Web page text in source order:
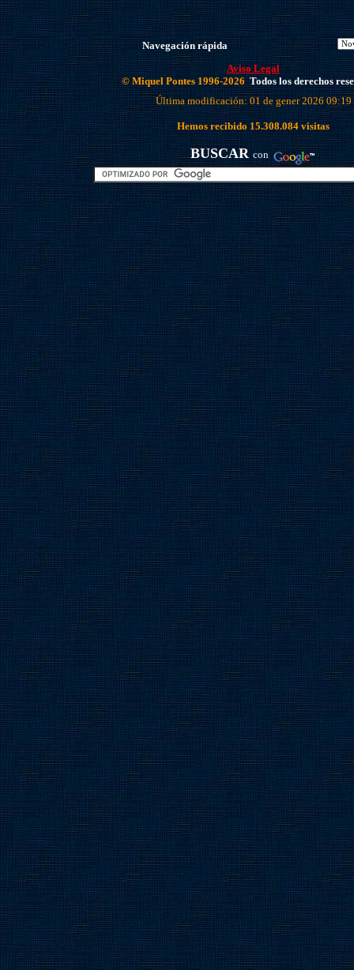
Navegación rápida
Aviso Legal
© Miquel Pontes 1996-2026 Todos los derechos
Última modificación: 01 de gener 2026 09:19
Hemos recibido 15.308.084 visitas
BUSCAR con